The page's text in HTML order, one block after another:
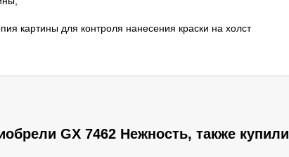
картины для контроля нанесения краски на холст
GX 7462 Нежность, также купили